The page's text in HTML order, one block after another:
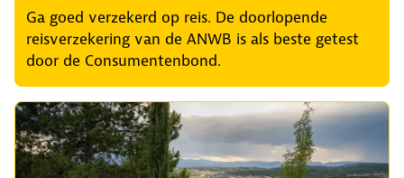
Ga goed verzekerd op reis. De doorlopende
reisverzekering van de ANWB is als beste getest
door de Consumentenbond.